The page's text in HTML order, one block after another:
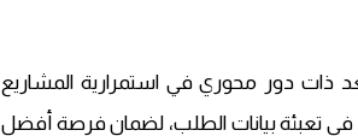
ذات دور محوري في استمرارية المشاريع
في تعبئة بيانات الطلب، لضمان فرصة أفضل